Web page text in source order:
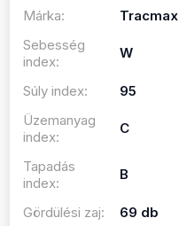
Márka:
Tracmax
Sebesség
index:
W
Súly index:
95
Üzemanyag
index:
C
Tapadás
index:
B
Gördülési zaj:
69 db